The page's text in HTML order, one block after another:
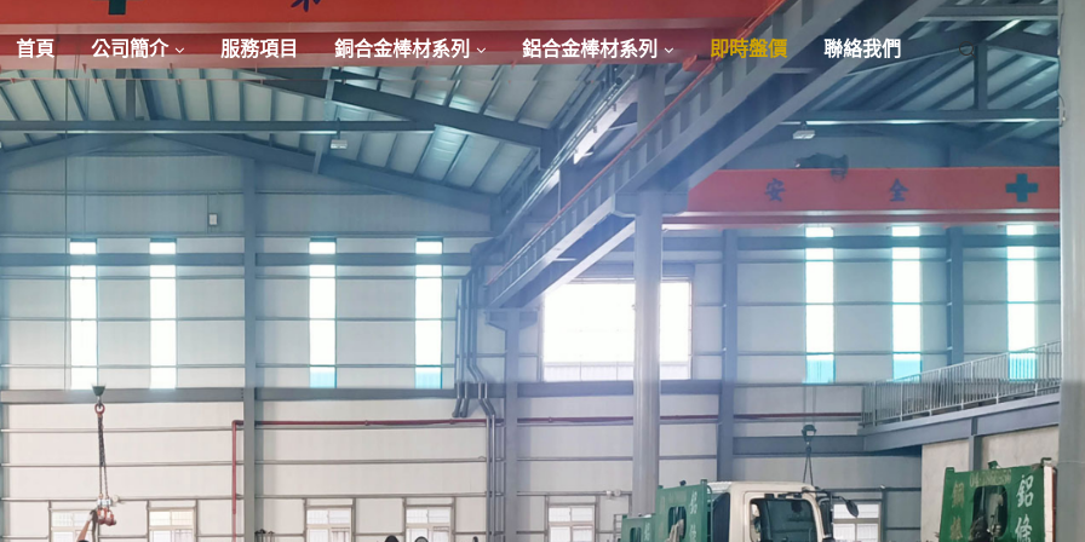
首頁 公司簡介 服務項目 銅合金棒材系列 鋁合金棒材系列 即時盤價 聯絡我們
「價值創造」的關鍵角色
金 / 鋁合金棒管線材解決方案
CONTACT US DISCOVER MORE